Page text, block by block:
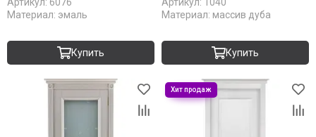
Материал: эмаль
Купить
Материал: массив дуба
Купить